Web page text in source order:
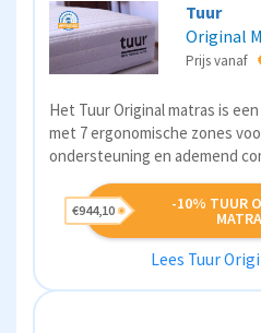
Tuur
Original
Prijs vanaf
Het Tuur Original matras is
met 7 ergonomische zones
ondersteuning en ademend
-10% TUUR
€944,10
Lees Tuur